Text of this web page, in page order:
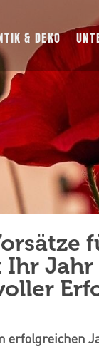
& DEKO
erfolgreichen